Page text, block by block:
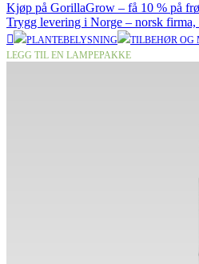
Kjøp på GorillaGrow – få 10 % på frø
Trygg levering i Norge – norsk
PLANTEBELYSNING TILBEHØR OG
LEGG TIL EN LAMPEPAKKE